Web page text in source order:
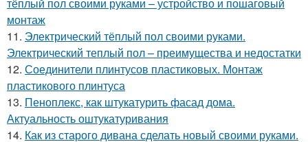
монтаж
11. Электрический тёплый пол своими руками.
Электрический теплый пол – преимущества и недостатки
12. Соединители плинтусов пластиковых. Монтаж
пластикового плинтуса
13. Пеноплекс, как штукатурить фасад дома.
Актуальность оштукатуривания
14. Как из старого дивана сделать новый своими руками.